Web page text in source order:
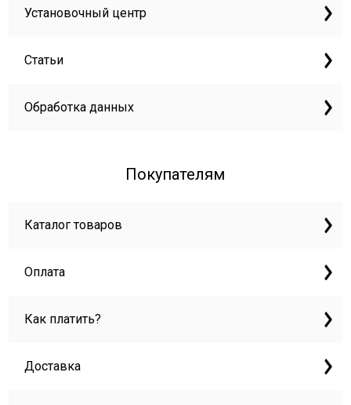
Установочный центр
Статьи
Обработка данных
Покупателям
Каталог товаров
Оплата
Как платить?
Доставка